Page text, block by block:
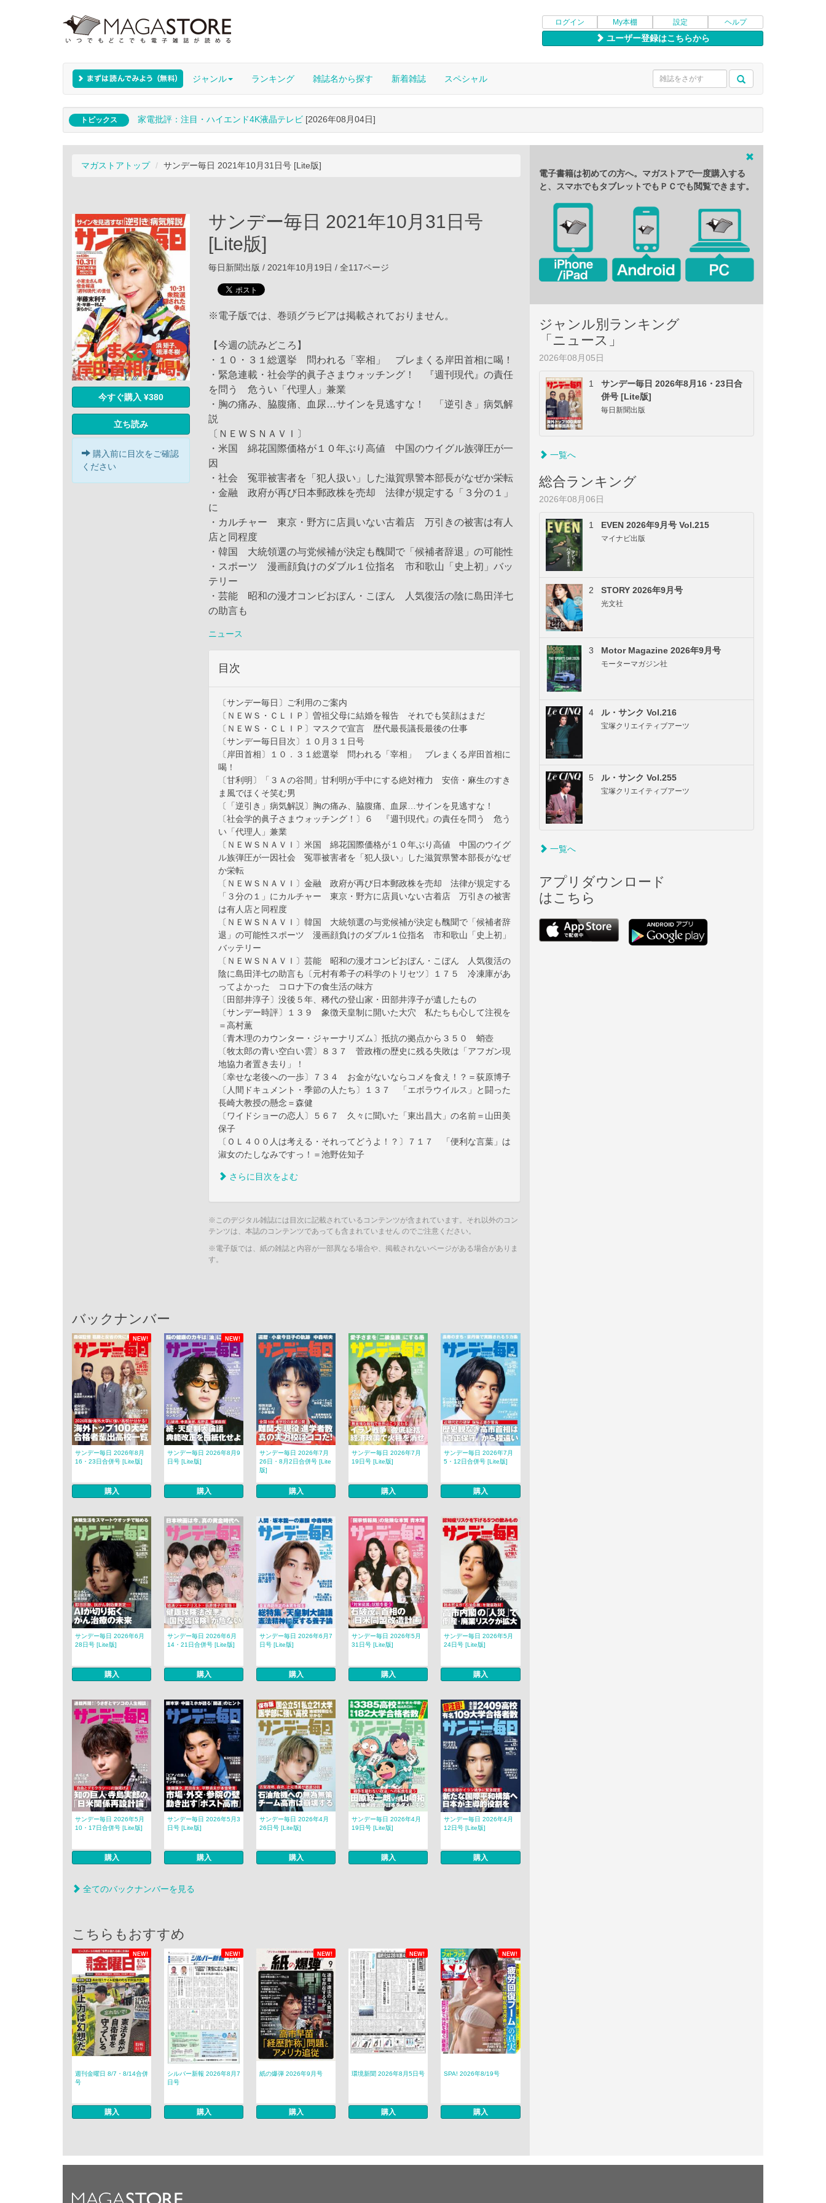
ログイン My本棚 設定 ヘルプ
ユーザー登録はこちらから
ジャンル ランキング 雑誌名から探す 新着雑誌 スペシャル
トピックス 家電批評：注目・ハイエンド4K液晶テレビ [2026年08月04日]
マガストアトップ サンデー毎日 2021年10月31日号 [Lite版]
今すぐ購入 ¥380
立ち読み
購入前に目次をご確認
ください
サンデー毎日 2021年10月31日号
[Lite版]
毎日新聞出版 / 2021年10月19日 / 全117ページ
※電子版では、巻頭グラビアは掲載されておりません。
【今週の読みどころ】
・１０・３１総選挙 問われる「宰相」 ブレまくる岸田首相に喝！
・緊急連載・社会学的眞子さまウォッチング！ 『週刊現代』の責任
を問う 危うい「代理人」兼業
・胸の痛み、脇腹痛、血尿…サインを見逃すな！ 「逆引き」病気解
説
〔ＮＥＷＳＮＡＶＩ〕
・米国 綿花国際価格が１０年ぶり高値 中国のウイグル族弾圧が一
因
・社会 冤罪被害者を「犯人扱い」した滋賀県警本部長がなぜか栄転
・金融 政府が再び日本郵政株を売却 法律が規定する「３分の１」
に
・カルチャー 東京・野方に店員いない古着店 万引きの被害は有人
店と同程度
・韓国 大統領選の与党候補が決定も醜聞で「候補者辞退」の可能性
・スポーツ 漫画顔負けのダブル１位指名 市和歌山「史上初」バッ
テリー
・芸能 昭和の漫才コンビおぼん・こぼん 人気復活の陰に島田洋七
の助言も
ニュース
目次
〔サンデー毎日〕ご利用のご案内
〔ＮＥＷＳ・ＣＬＩＰ〕曽祖父母に結婚を報告 それでも笑顔はまだ
〔ＮＥＷＳ・ＣＬＩＰ〕マスクで宣言 歴代最長議長最後の仕事
〔サンデー毎日目次〕１０月３１日号
〔岸田首相〕１０．３１総選挙 問われる「宰相」 ブレまくる岸田首相に
喝！
〔甘利明〕「３Ａの谷間」甘利明が手中にする絶対権力 安倍・麻生のすき
ま風でほくそ笑む男
〔「逆引き」病気解説〕胸の痛み、脇腹痛、血尿…サインを見逃すな！
〔社会学的眞子さまウォッチング！〕６ 『週刊現代』の責任を問う 危う
い「代理人」兼業
〔ＮＥＷＳＮＡＶＩ〕米国 綿花国際価格が１０年ぶり高値 中国のウイグ
ル族弾圧が一因社会 冤罪被害者を「犯人扱い」した滋賀県警本部長がなぜ
か栄転
〔ＮＥＷＳＮＡＶＩ〕金融 政府が再び日本郵政株を売却 法律が規定する
「３分の１」にカルチャー 東京・野方に店員いない古着店 万引きの被害
は有人店と同程度
〔ＮＥＷＳＮＡＶＩ〕韓国 大統領選の与党候補が決定も醜聞で「候補者辞
退」の可能性スポーツ 漫画顔負けのダブル１位指名 市和歌山「史上初」
バッテリー
〔ＮＥＷＳＮＡＶＩ〕芸能 昭和の漫才コンビおぼん・こぼん 人気復活の
陰に島田洋七の助言も〔元村有希子の科学のトリセツ〕１７５ 冷凍庫があ
ってよかった コロナ下の食生活の味方
〔田部井淳子〕没後５年、稀代の登山家・田部井淳子が遺したもの
〔サンデー時評〕１３９ 象徴天皇制に開いた大穴 私たちも心して注視を
＝高村薫
〔青木理のカウンター・ジャーナリズム〕抵抗の拠点から３５０ 蛸壺
〔牧太郎の青い空白い雲〕８３７ 菅政権の歴史に残る失敗は「アフガン現
地協力者置き去り」！
〔幸せな老後への一歩〕７３４ お金がないならコメを食え！？＝荻原博子
〔人間ドキュメント・季節の人たち〕１３７ 「エボラウイルス」と闘った
長崎大教授の懸念＝森健
〔ワイドショーの恋人〕５６７ 久々に聞いた「東出昌大」の名前＝山田美
保子
〔ＯＬ４００人は考える・それってどうよ！？〕７１７ 「便利な言葉」は
淑女のたしなみですっ！＝池野佐知子
さらに目次をよむ
※このデジタル雑誌には目次に記載されているコンテンツが含まれています。それ以外のコン
テンツは、本誌のコンテンツであっても含まれていません のでご注意ください。
※電子版では、紙の雑誌と内容が一部異なる場合や、掲載されないページがある場合がありま
す。
バックナンバー
NEW! NEW!
サンデー毎日 2026年8月
16・23日合併号 [Lite版]
購入
サンデー毎日 2026年8月9
日号 [Lite版]
購入
サンデー毎日 2026年7月
26日・8月2日合併号 [Lite
版]
購入
サンデー毎日 2026年7月
19日号 [Lite版]
購入
サンデー毎日 2026年7月
5・12日合併号 [Lite版]
購入
サンデー毎日 2026年6月
28日号 [Lite版]
購入
サンデー毎日 2026年6月
14・21日合併号 [Lite版]
購入
サンデー毎日 2026年6月7
日号 [Lite版]
購入
サンデー毎日 2026年5月
31日号 [Lite版]
購入
サンデー毎日 2026年5月
24日号 [Lite版]
購入
サンデー毎日 2026年5月
10・17日合併号 [Lite版]
購入
サンデー毎日 2026年5月3
日号 [Lite版]
購入
サンデー毎日 2026年4月
26日号 [Lite版]
購入
サンデー毎日 2026年4月
19日号 [Lite版]
購入
サンデー毎日 2026年4月
12日号 [Lite版]
購入
全てのバックナンバーを見る
こちらもおすすめ
NEW! NEW! NEW! NEW! NEW!
週刊金曜日 8/7・8/14合併
号
購入
シルバー新報 2026年8月7
日号
購入
紙の爆弾 2026年9月号
購入
環境新聞 2026年8月5日号
購入
SPA! 2026年8/19号
購入
電子書籍は初めての方へ。マガストアで一度購入する
と、スマホでもタブレットでもＰＣでも閲覧できます。
ジャンル別ランキング
「ニュース」
2026年08月05日
1
サンデー毎日 2026年8月16・23日合
併号 [Lite版]
毎日新聞出版
一覧へ
総合ランキング
2026年08月06日
1 EVEN 2026年9月号 Vol.215
マイナビ出版
2 STORY 2026年9月号
光文社
3 Motor Magazine 2026年9月号
モーターマガジン社
4 ル・サンク Vol.216
宝塚クリエイティブアーツ
5 ル・サンク Vol.255
宝塚クリエイティブアーツ
一覧へ
アプリダウンロード
はこちら